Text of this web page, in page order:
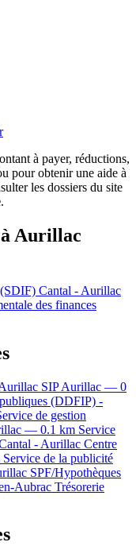
à payer, réductions,
pour obtenir une aide à
les dossiers du site
.
à Aurillac
(SDIF) Cantal - Aurillac
des finances
SIP Aurillac — 0
(DDFIP) -
de gestion
— 0.1 km Service
- Aurillac Centre
Service de la publicité
SPF/Hypothèques
Aubrac Trésorerie